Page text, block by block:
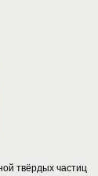
твёрдых частиц